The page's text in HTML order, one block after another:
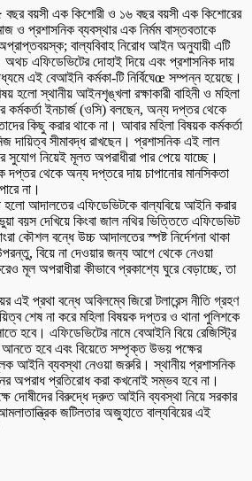
বছর বয়সী এক কিশোরী ও ১৬ বছর বয়সী এক কিশোরের
ও প্রশাসনিক ব্যবস্থার এক নির্মম বাস্তবতাকে
বাল্যবিবাহ নিরোধ আইন অনুযায়ী এটি
এফিডেভিটের দোহাই দিয়ে এবং প্রশাসনিক দায়
এই বেআইনি কর্মকা-টি নির্বিঘেœ সম্পন্ন হয়েছে।
হলো স্থানীয় আইনশৃঙ্খলা রক্ষাকারী বাহিনী ও মহিলা
কর্মকর্তা ইনচার্জ (ওসি) বলছেন, অন্য দপ্তর থেকে
কিছু করার থাকে না। আবার মহিলা বিষয়ক কর্মকর্তা
দায়িত্ব সীমাবদ্ধ রাখছেন। প্রশাসনিক এই লাল
সুযোগ নিয়েই মূলত অপরাধীরা পার পেয়ে যাচ্ছে।
দপ্তর থেকে অন্য দপ্তরে দায় চাপানোর মানসিকতা
না।
আদালতের এফিডেভিটকে বাল্যবিয়ে আইনি করার
বয়স দেখিয়ে কিংবা জাল নথির ভিত্তিতে এফিডেভিট
কৌশল বন্ধে উচ্চ আদালতের স্পষ্ট নির্দেশনা থাকা
বিয়ে না দেওয়ার জন্য আগে থেকে নেওয়া
মূল অপরাধীরা কীভাবে প্রকাশ্যে ঘুরে বেড়াচ্ছে, তা
এই প্রথা বন্ধে অবিলম্বে জিরো টলারেন্স নীতি গ্রহণ
শেষ না করে মহিলা বিষয়ক দপ্তর ও থানা পুলিশকে
হবে। এফিডেভিটের নামে বেআইনি বিয়ে রেজিস্ট্রি
হবে এবং বিয়েতে সম্পৃক্ত উভয় পক্ষের
আইনি ব্যবস্থা নেওয়া জরুরি। স্থানীয় প্রশাসনিক
অপরাধ প্রতিরোধ করা কখনোই সম্ভব হবে না।
দোষীদের বিরুদ্ধে দ্রুত আইনি ব্যবস্থা নিয়ে সরকার
জটিলতার অজুহাতে বাল্যবিয়ের এই